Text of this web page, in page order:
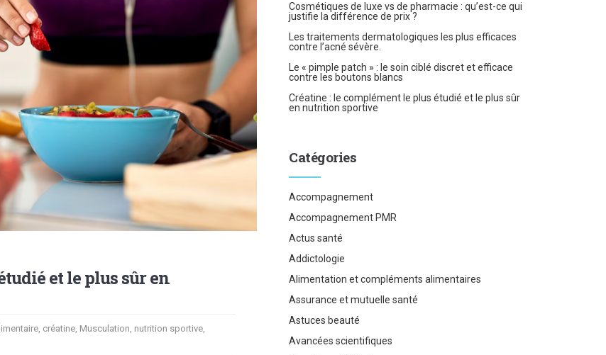
et le plus sûr en
, créatine, Musculation, nutrition sportive,
Cosmétiques de luxe vs de pharmacie : qu’est-ce qui
justifie la différence de prix ?
Les traitements dermatologiques les plus efficaces
contre l’acné sévère.
Le « pimple patch » : le soin ciblé discret et efficace
contre les boutons blancs
Créatine : le complément le plus étudié et le plus sûr
en nutrition sportive
Catégories
Accompagnement
Accompagnement PMR
Actus santé
Addictologie
Alimentation et compléments alimentaires
Assurance et mutuelle santé
Astuces beauté
Avancées scientifiques